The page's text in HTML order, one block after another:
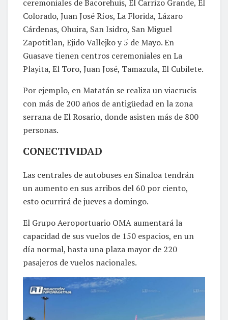
ceremoniales de Bacorehuis, El Carrizo Grande, El
Colorado, Juan José Ríos, La Florida, Lázaro
Cárdenas, Ohuira, San Isidro, San Miguel
Zapotitlan, Ejido Vallejko y 5 de Mayo. En
Guasave tienen centros ceremoniales en La
Playita, El Toro, Juan José, Tamazula, El Cubilete.
Por ejemplo, en Matatán se realiza un viacrucis
con más de 200 años de antigüedad en la zona
serrana de El Rosario, donde asisten más de 800
personas.
CONECTIVIDAD
Las centrales de autobuses en Sinaloa tendrán
un aumento en sus arribos del 60 por ciento,
esto ocurrirá de jueves a domingo.
El Grupo Aeroportuario OMA aumentará la
capacidad de sus vuelos de 150 espacios, en un
día normal, hasta una plaza mayor de 220
pasajeros de vuelos nacionales.